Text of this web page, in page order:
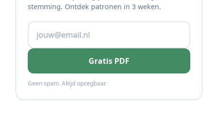
stemming. Ontdek patronen in 3 weken.
Gratis PDF
Geen spam. Altijd opzegbaar.